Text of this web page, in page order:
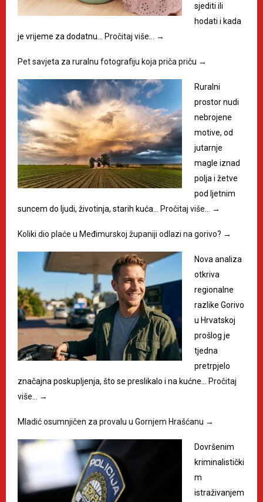
sjediti ili
hodati i kada
je vrijeme za dodatnu…
Pročitaj više… →
Pet savjeta za ruralnu fotografiju koja priča priču →
Ruralni
prostor nudi
nebrojene
motive, od
jutarnje
magle iznad
polja i žetve
pod ljetnim
suncem do ljudi, životinja, starih kuća…
Pročitaj više… →
Koliki dio plaće u Međimurskoj županiji odlazi na gorivo? →
Nova analiza
otkriva
regionalne
razlike Gorivo
u Hrvatskoj
prošlog je
tjedna
pretrpjelo
značajna poskupljenja, što se preslikalo i na kućne…
Pročitaj
više…
→
Mladić osumnjičen za provalu u Gornjem Hrašćanu →
Dovršenim
kriminalistički
m
istraživanjem